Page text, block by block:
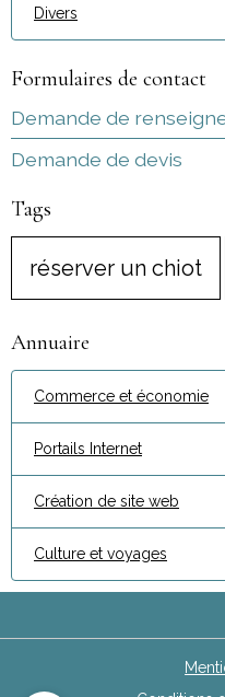
Divers
Formulaires de contact
Demande de
Demande de devis
Tags
réserver un chiot
Annuaire
Commerce et économie
Portails Internet
Création de site web
Culture et voyages